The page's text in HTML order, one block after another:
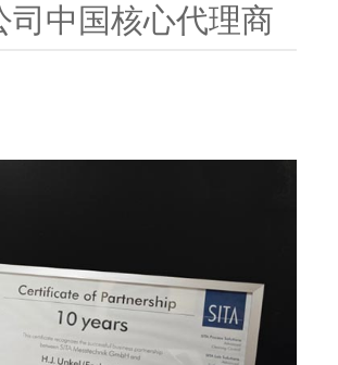
司中国核心代理商